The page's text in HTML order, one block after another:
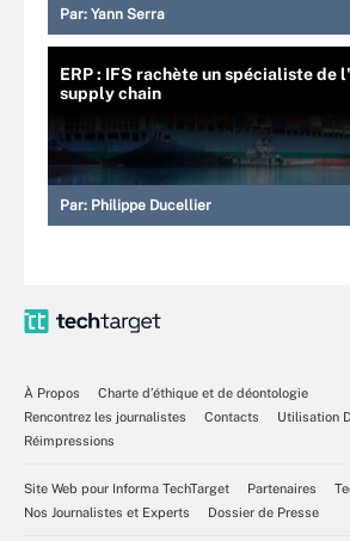
Par: Yann Serra
ERP : IFS rachète un spécialiste de
supply chain
Par: Philippe Ducellier
À Propos
Charte d’éthique et de déontologie
Rencontrez les journalistes
Contacts
Utilisation
Réimpressions
Site Web pour Informa TechTarget Partenaires
Nos Journalistes et Experts
Dossier de Presse